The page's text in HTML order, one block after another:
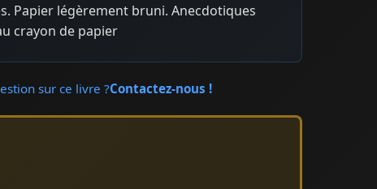
Papier légèrement bruni. Anecdotiques
crayon de papier
sur ce livre ?Contactez-nous !